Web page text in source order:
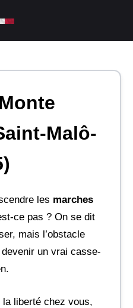
Malô-
les marches
ce pas ? On se dit
mais l’obstacle
un vrai casse-
liberté chez vous,